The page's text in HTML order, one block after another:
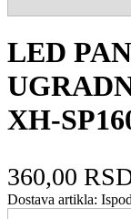
LED
XH-
360,00
Dostava artikla: